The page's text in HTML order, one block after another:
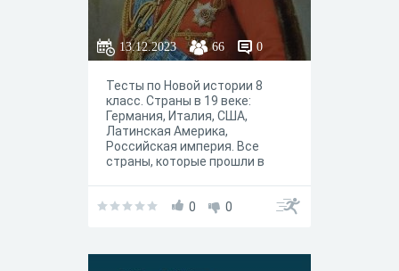
Америка,
Российская
империя. Все
страны, которые
прошли в течение
второй четверти
13.12.2023 66 0
Тесты по Новой истории 8
класс. Страны в 19 веке:
Германия, Италия, США,
Латинская Америка,
Российская империя. Все
страны, которые прошли в
0 0